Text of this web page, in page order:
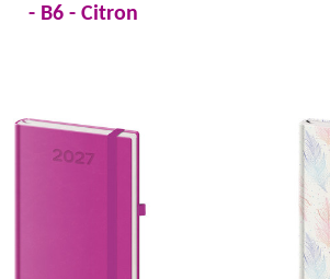
- B6 - Citron